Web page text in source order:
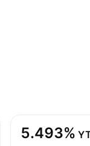
5.493%